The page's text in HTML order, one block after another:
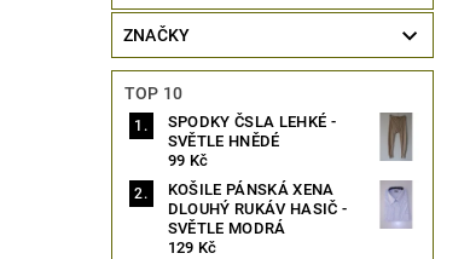
ZNAČKY
TOP 10
SPODKY ČSLA LEHKÉ -
SVĚTLE HNĚDÉ
99 Kč
KOŠILE PÁNSKÁ XENA
DLOUHÝ RUKÁV HASIČ -
SVĚTLE MODRÁ
129 Kč